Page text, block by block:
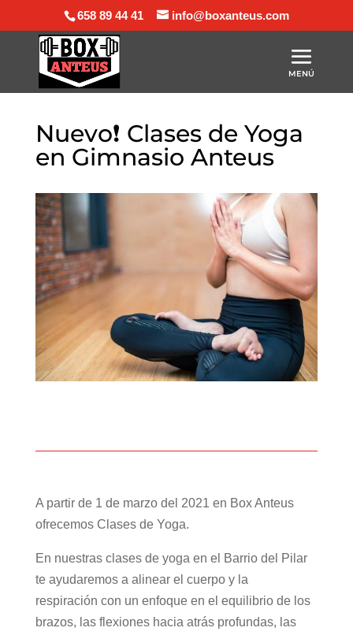
658 89 44 41 info@boxanteus.com
Nuevo❗️ Clases de Yoga
en Gimnasio Anteus
A partir de 1 de marzo del 2021 en Box Anteus
ofrecemos Clases de Yoga.
En nuestras clases de yoga en el Barrio del Pilar
te ayudaremos a alinear el cuerpo y la
respiración con un enfoque en el equilibrio de los
brazos, las flexiones hacia atrás profundas, las